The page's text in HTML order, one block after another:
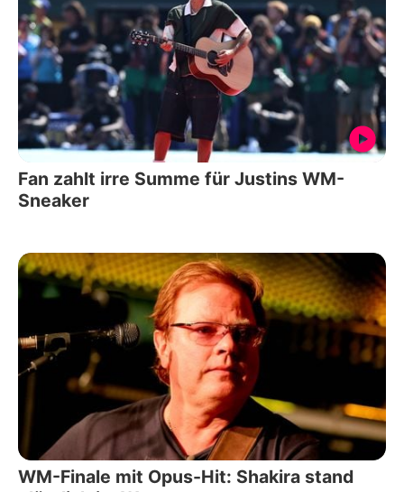
Fan zahlt irre Summe für Justins WM-
Sneaker
WM-Finale mit Opus-Hit: Shakira stand